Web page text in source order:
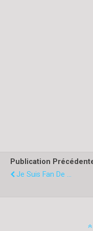
Publication
Je Suis Fan De ...